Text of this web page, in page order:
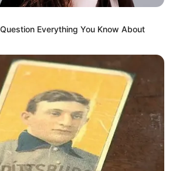
Everything You Know About